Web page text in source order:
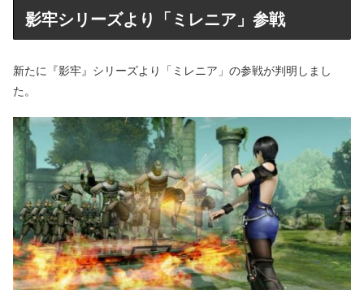
影牢シリーズより「ミレニア」参戦
新たに『影牢』シリーズより「ミレニア」の参戦が判明しまし
た。